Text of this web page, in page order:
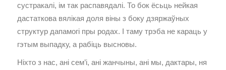
сустракалі, ім так распавядалі. То бок ёсьць нейкая
дастаткова вялікая доля віны з боку дзяржаўных
структур дапамогі пры родах. І таму трэба не караць у
гэтым выпадку, а рабіць высновы.
Ніхто з нас, ані сем’і, ані жанчыны, ані мы, дактары, ня